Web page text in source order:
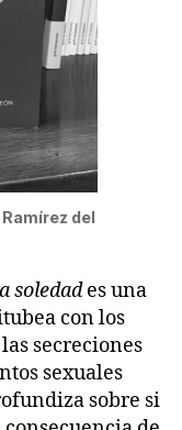
del
soledades una
con los
secreciones
sexuales
sobre si